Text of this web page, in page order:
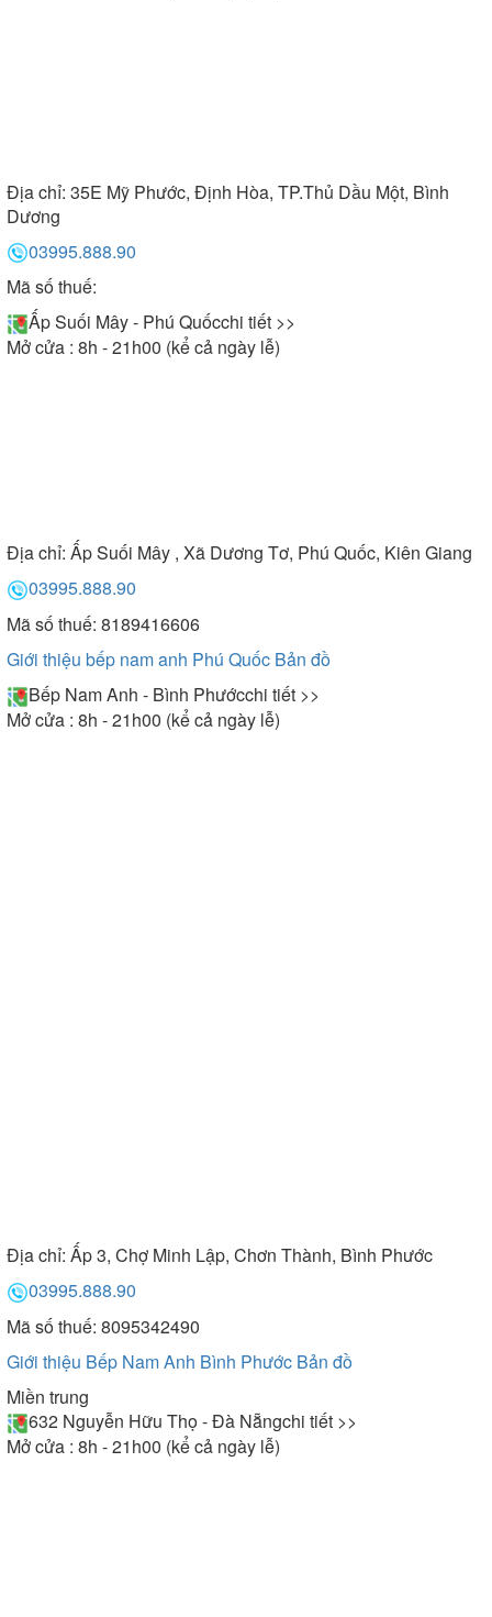
Địa chỉ: 35E Mỹ Phước, Định Hòa, TP.Thủ Dầu Một, Bình
Dương
03995.888.90
Mã số thuế:
Ấp Suối Mây - Phú Quốcchi tiết >>
Mở cửa : 8h - 21h00 (kể cả ngày lễ)
Địa chỉ: Ấp Suối Mây , Xã Dương Tơ, Phú Quốc, Kiên Giang
03995.888.90
Mã số thuế: 8189416606
Giới thiệu bếp nam anh Phú Quốc Bản đồ
Bếp Nam Anh - Bình Phướcchi tiết >>
Mở cửa : 8h - 21h00 (kể cả ngày lễ)
Địa chỉ: Ấp 3, Chợ Minh Lập, Chơn Thành, Bình Phước
03995.888.90
Mã số thuế: 8095342490
Giới thiệu Bếp Nam Anh Bình Phước Bản đồ
Miền trung
632 Nguyễn Hữu Thọ - Đà Nẵngchi tiết >>
Mở cửa : 8h - 21h00 (kể cả ngày lễ)